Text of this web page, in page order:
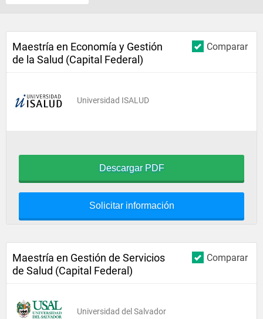
Comparar
Maestría en Economía y Gestión
de la Salud (Capital Federal)
Universidad ISALUD
Descargar PDF
Solicitar información
Comparar
Maestría en Gestión de Servicios
de Salud (Capital Federal)
Universidad del Salvador